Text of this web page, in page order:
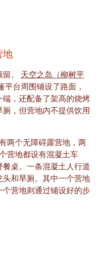
地
。 天空之岛（柳树平
平台周围铺设了路面，
，还配备了架高的烧烤
，但营地内不提供饮用
两个无障碍露营地，两
营地都设有混凝土车
桌。一条混凝土人行道
和旱厕。其中一个营地
营地则通过铺设好的步